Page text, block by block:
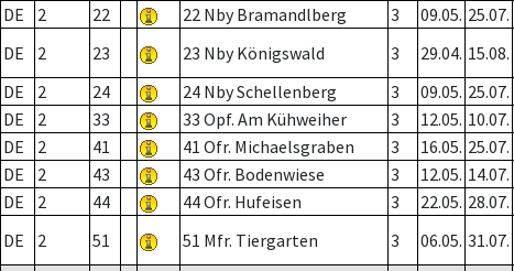
DE
2 22 22 Nby Bramandlberg 3 09.05. 25.07.
DE
2 23 23 Nby Königswald 3 29.04. 15.08.
DE
2 24 24 Nby Schellenberg 3 09.05. 25.07.
DE
2 33 33 Opf. Am Kühweiher 3 12.05. 10.07.
DE
2 41 41 Ofr. Michaelsgraben 3 16.05. 25.07.
DE
2 43 43 Ofr. Bodenwiese 3 12.05. 14.07.
DE
2 44 44 Ofr. Hufeisen 3 22.05. 28.07.
DE
2 51 51 Mfr. Tiergarten 3 06.05. 31.07.